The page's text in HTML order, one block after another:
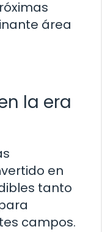
área
la era
en
tanto
campos.